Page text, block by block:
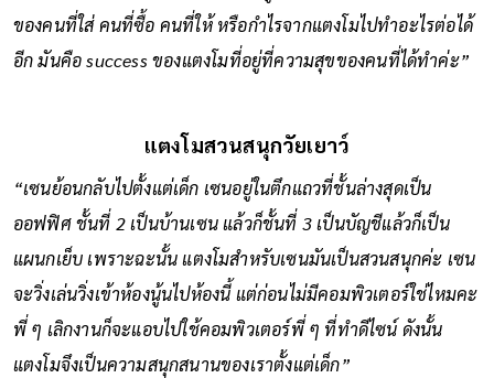
ของคนที่ใส่ คนที่ซื้อ คนที่ให้ หรือกำไรจากแตงโมไปทำอะไรต่อได้
อีก มันคือ success ของแตงโมที่อยู่ที่ความสุขของคนที่ได้ทำค่ะ”
แตงโมสวนสนุกวัยเยาว์
“เซนย้อนกลับไปตั้งแต่เด็ก เซนอยู่ในตึกแถวที่ชั้นล่างสุดเป็น
ออฟฟิศ ชั้นที่ 2 เป็นบ้านเซน แล้วก็ชั้นที่ 3 เป็นบัญชีแล้วก็เป็น
แผนกเย็บ เพราะฉะนั้น แตงโมสำหรับเซนมันเป็นสวนสนุกค่ะ เซน
จะวิ่งเล่นวิ่งเข้าห้องนู้นไปห้องนี้ แต่ก่อนไม่มีคอมพิวเตอร์ใช่ไหมคะ
พี่ ๆ เลิกงานก็จะแอบไปใช้คอมพิวเตอร์พี่ ๆ ที่ทำดีไซน์ ดังนั้น
แตงโมจึงเป็นความสนุกสนานของเราตั้งแต่เด็ก”